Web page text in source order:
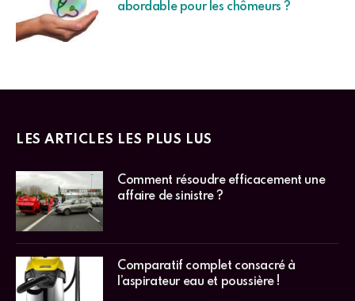
abordable pour les chômeurs ?
LES ARTICLES LES PLUS LUS
Comment résoudre efficacement une
affaire de sinistre ?
Comparatif complet consacré à
l’aspirateur eau et poussière !